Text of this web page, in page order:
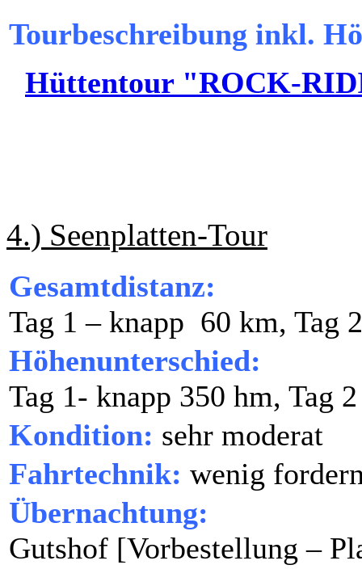
Tourbeschreibung inkl.
Hüttentour "ROCK-
4.) Seenplatten-Tour
Gesamtdistanz:
Tag 1 – knapp 60 km, Tag
Höhenunterschied:
Tag 1- knapp 350 hm, Tag
Kondition: sehr moderat
Fahrtechnik: wenig
Übernachtung:
Gutshof [Vorbestellung –